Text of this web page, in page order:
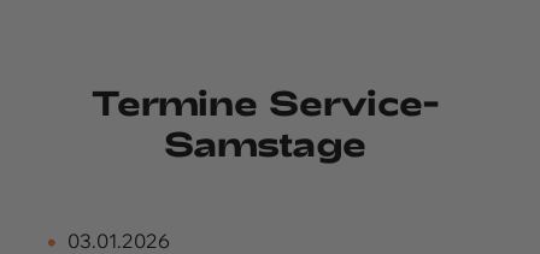
Termine Service-
Samstage
03.01.2026